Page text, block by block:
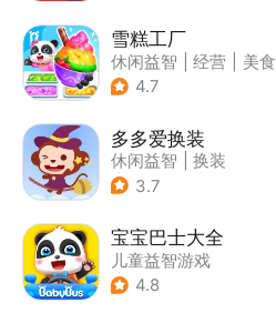
雪糕工厂
休闲益智 经营
美食
| 宝宝巴士
4.7
多多爱换装
休闲益智
换装
| 儿童游戏
3.7
宝宝巴士大全
儿童益智游戏
| 启蒙早教
4.8